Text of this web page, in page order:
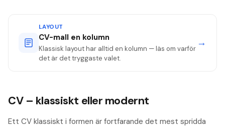
LAYOUT
CV-mall en kolumn
Klassisk layout har alltid en kolumn — läs om varför
det är det tryggaste valet.
→
CV – klassiskt eller modernt
Ett CV klassiskt i formen är fortfarande det mest spridda